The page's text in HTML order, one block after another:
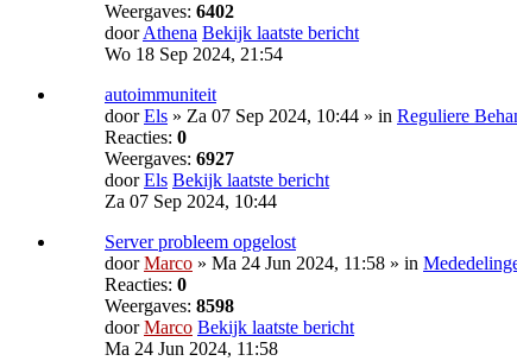
Weergaves: 6402
doorAthena Bekijk laatste bericht
Wo 18 Sep 2024, 21:54
autoimmuniteit
doorEls » Za 07 Sep 2024, 10:44 » in Reguliere
Reacties: 0
Weergaves: 6927
doorEls Bekijk laatste bericht
Za 07 Sep 2024, 10:44
Server probleem opgelost
doorMarco » Ma 24 Jun 2024, 11:58 » in
Reacties: 0
Weergaves: 8598
doorMarco Bekijk laatste bericht
Ma 24 Jun 2024, 11:58